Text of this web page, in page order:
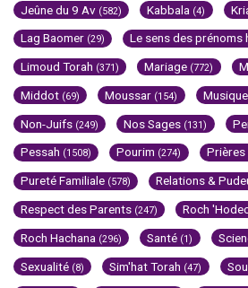
Jeûne du 9 Av (582) Kabbala (4)
Lag Baomer (29) Le sens des prénoms
Limoud Torah (371) Mariage (772)
Middot (69) Moussar (154)
Non-Juifs (249) Nos Sages (131)
Pessah (1508) Pourim (274) Prières
Pureté Familiale (578) Relations &
Respect des Parents (247) Roch
Roch Hachana (296) Santé (1)
Sexualité (8) Sim'hat Torah (47)